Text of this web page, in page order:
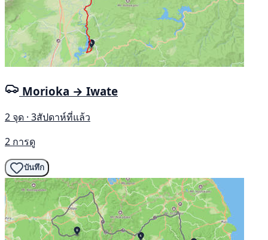
Morioka → Iwate
2 จุด · 3สัปดาห์ที่แล้ว
2 การดู
บันทึก